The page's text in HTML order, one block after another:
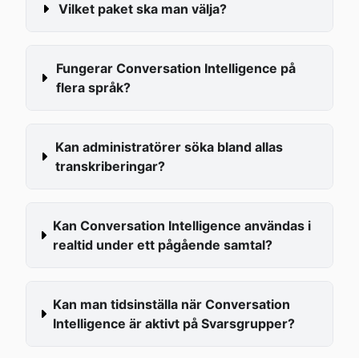
Vilket paket ska man välja?
Fungerar Conversation Intelligence på
flera språk?
Kan administratörer söka bland allas
transkriberingar?
Kan Conversation Intelligence användas i
realtid under ett pågående samtal?
Kan man tidsinställa när Conversation
Intelligence är aktivt på Svarsgrupper?